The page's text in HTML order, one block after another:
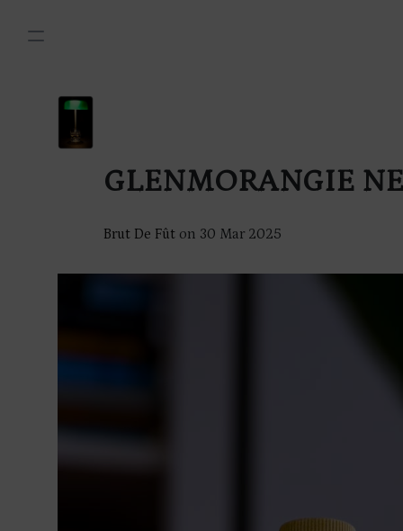
GLENMORANGIE
Brut De Fût on 30 Mar 2025